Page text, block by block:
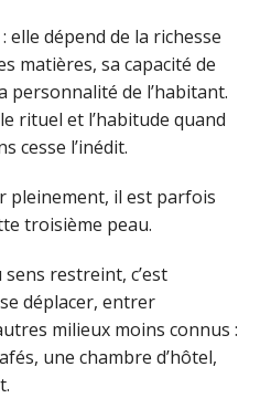
elle dépend de la richesse
matières, sa capacité de
de l’habitant.
rituel et l’habitude quand
cesse l’inédit.
pleinement, il est parfois
troisième peau.
restreint, c’est
déplacer, entrer
milieux moins connus :
une chambre d’hôtel,